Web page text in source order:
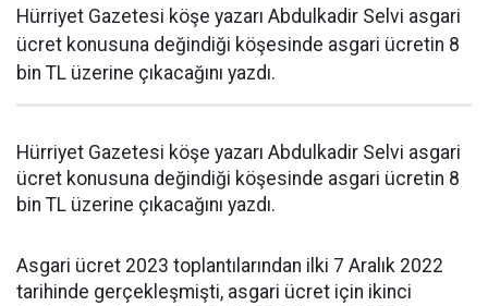
Hürriyet Gazetesi köşe yazarı Abdulkadir Selvi asgari
ücret konusuna değindiği köşesinde asgari ücretin 8
bin TL üzerine çıkacağını yazdı.
Hürriyet Gazetesi köşe yazarı Abdulkadir Selvi asgari
ücret konusuna değindiği köşesinde asgari ücretin 8
bin TL üzerine çıkacağını yazdı.
Asgari ücret 2023 toplantılarından ilki 7 Aralık 2022
tarihinde gerçekleşmişti, asgari ücret için ikinci